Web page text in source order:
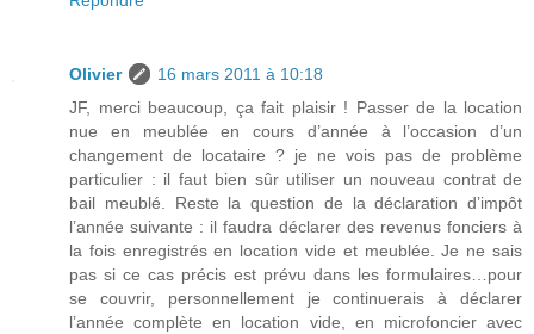
Olivier
16 mars 2011 à 10:18
JF, merci beaucoup, ça fait plaisir ! Passer de la location
nue en meublée en cours d’année à l’occasion d’un
changement de locataire ? je ne vois pas de problème
particulier : il faut bien sûr utiliser un nouveau contrat de
bail meublé. Reste la question de la déclaration d’impôt
l’année suivante : il faudra déclarer des revenus fonciers à
la fois enregistrés en location vide et meublée. Je ne sais
pas si ce cas précis est prévu dans les formulaires…pour
se couvrir, personnellement je continuerais à déclarer
l’année complète en location vide, en microfoncier avec